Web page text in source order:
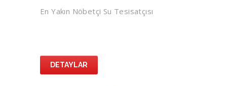
En Yakın Nöbetçi Su Tesisatçısı
DETAYLAR